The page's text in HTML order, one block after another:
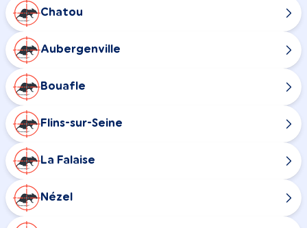
Chatou
Aubergenville
Bouafle
Flins-sur-Seine
La Falaise
Nézel